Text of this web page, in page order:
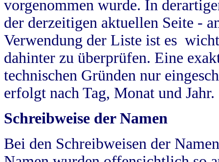
vorgenommen wurde. In
der derzeitigen aktuellen Seite -
Verwendung der Liste ist es
dahinter zu überprüfen. Eine
technischen Gründen nur
erfolgt nach Tag, Monat und Jahr.
Schreibweise der Namen
Bei den Schreibweisen der